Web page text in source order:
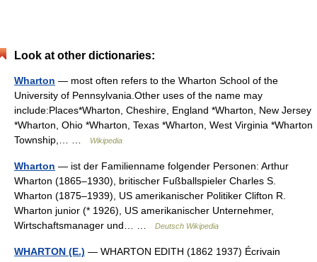
Look at other dictionaries:
Wharton — most often refers to the Wharton School of the
University of Pennsylvania.Other uses of the name may
include:Places*Wharton, Cheshire, England *Wharton, New Jersey
*Wharton, Ohio *Wharton, Texas *Wharton, West Virginia *Wharton
Township,… …
Wikipedia
Wharton — ist der Familienname folgender Personen: Arthur
Wharton (1865–1930), britischer Fußballspieler Charles S.
Wharton (1875–1939), US amerikanischer Politiker Clifton R.
Wharton junior (* 1926), US amerikanischer Unternehmer,
Wirtschaftsmanager und… …
Deutsch Wikipedia
WHARTON (E.) — WHARTON EDITH (1862 1937) Écrivain